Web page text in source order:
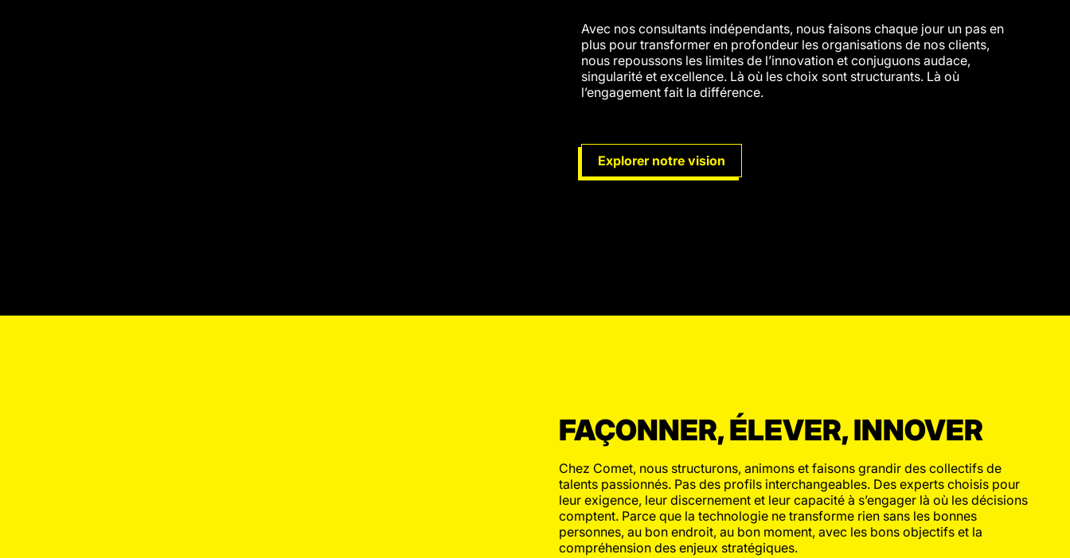
Avec nos consultants indépendants, nous faisons chaque jour un pas en
plus pour transformer en profondeur les organisations de nos clients,
nous repoussons les limites de l’innovation et conjuguons audace,
singularité et excellence. Là où les choix sont structurants. Là où
l’engagement fait la différence.
Explorer notre vision
FAÇONNER, ÉLEVER, INNOVER
Chez Comet, nous structurons, animons et faisons grandir des collectifs de
talents passionnés. Pas des profils interchangeables. Des experts choisis pour
leur exigence, leur discernement et leur capacité à s’engager là où les décisions
comptent. Parce que la technologie ne transforme rien sans les bonnes
personnes, au bon endroit, au bon moment, avec les bons objectifs et la
compréhension des enjeux stratégiques.